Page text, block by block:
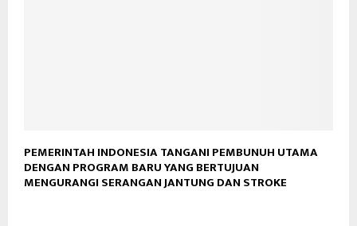
PEMERINTAH INDONESIA TANGANI PEMBUNUH UTAMA
DENGAN PROGRAM BARU YANG BERTUJUAN
MENGURANGI SERANGAN JANTUNG DAN STROKE